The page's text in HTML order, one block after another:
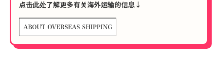
点击此处了解更多有关海外运输的信息↓